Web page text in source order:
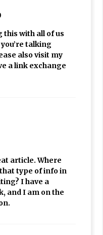
this with all of us
talking
also visit my
a link exchange
article. Where
type of info in
I have a
and I am on the